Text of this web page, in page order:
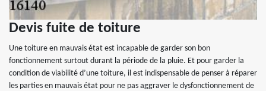
Devis fuite de toiture
Une toiture en mauvais état est incapable de garder son bon
fonctionnement surtout durant la période de la pluie. Et pour garder la
condition de viabilité d’une toiture, il est indispensable de penser à réparer
les parties en mauvais état pour ne pas aggraver le dysfonctionnement de